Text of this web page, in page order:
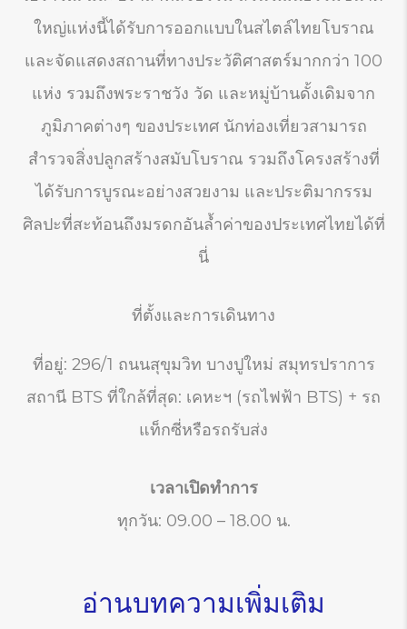
ใหญ่แห่งนี้ได้รับการออกแบบในสไตล์ไทยโบราณ
และจัดแสดงสถานที่ทางประวัติศาสตร์มากกว่า 100
แห่ง รวมถึงพระราชวัง วัด และหมู่บ้านดั้งเดิมจาก
ภูมิภาคต่างๆ ของประเทศ นักท่องเที่ยวสามารถ
สำรวจสิ่งปลูกสร้างสมับโบราณ รวมถึงโครงสร้างที่
ได้รับการบูรณะอย่างสวยงาม และประติมากรรม
ศิลปะที่สะท้อนถึงมรดกอันล้ำค่าของประเทศไทยได้ที่
นี่
ที่ตั้งและการเดินทาง
ที่อยู่: 296/1 ถนนสุขุมวิท บางปูใหม่ สมุทรปราการ
สถานี BTS ที่ใกล้ที่สุด: เคหะฯ (รถไฟฟ้า BTS) + รถ
แท็กซี่หรือรถรับส่ง
เวลาเปิดทำการ
ทุกวัน: 09.00 – 18.00 น.
อ่านบทความเพิ่มเติม